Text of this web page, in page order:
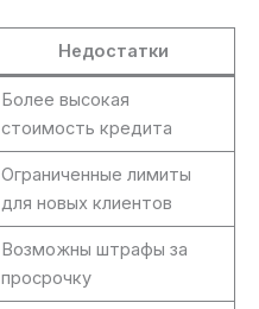
Недостатки
Более высокая
стоимость кредита
Ограниченные лимиты
для новых клиентов
Возможны штрафы за
просрочку